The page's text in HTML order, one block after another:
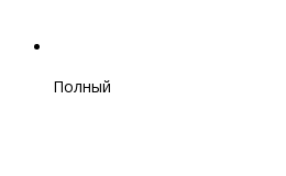
Полный